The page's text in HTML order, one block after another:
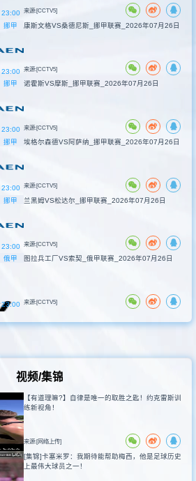
23:00 来源:[CCTV5]
挪甲
23:00
康斯文格VS桑德尼斯_挪甲联赛_2026年07月26日
来源:[CCTV5]
挪甲
23:00
诺霍斯VS摩斯_挪甲联赛_2026年07月26日
来源:[CCTV5]
挪甲
23:00
埃格尔森德VS阿萨纳_挪甲联赛_2026年07月26日
来源:[CCTV5]
挪甲
23:00
兰黑姆VS松达尔_挪甲联赛_2026年07月26日
来源:[CCTV5]
俄甲
23:00
图拉兵工厂VS索契_俄甲联赛_2026年07月26日
来源:[CCTV5]
视频/集锦
【有道理嘛?】自律是唯一的取胜之匙！约克雷斯训
练新视角！
来源:[网络上传]
[集锦]卡塞米罗：我期待能帮助梅西，他是足球历史
上最伟大球员之一！